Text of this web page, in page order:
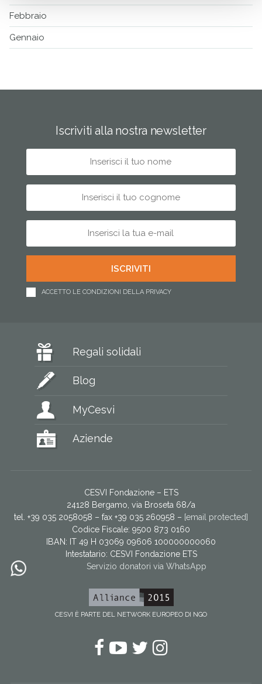
Febbraio
Gennaio
Iscriviti alla nostra newsletter
ACCETTO LE CONDIZIONI DELLA PRIVACY
Regali solidali
Blog
MyCesvi
Aziende
CESVI Fondazione – ETS
24128 Bergamo, via Broseta 68/a
tel. +39 035 2058058 – fax +39 035 260958 – [email protected]
Codice Fiscale: 9500 873 0160
IBAN: IT 49 H 03069 09606 100000000060
Intestatario: CESVI Fondazione ETS
Servizio donatori via WhatsApp
CESVI È PARTE DEL NETWORK EUROPEO DI NGO
Facebook
YouTube
Twitter
Instagram